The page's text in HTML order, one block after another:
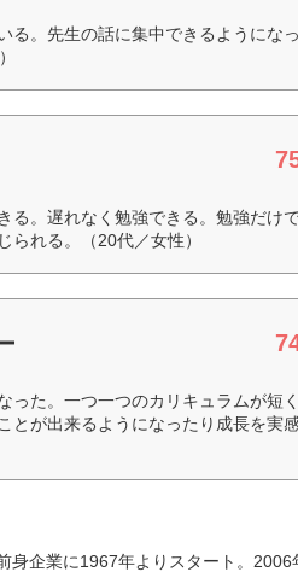
。先生の話に集中できるようになっ
る。遅れなく勉強できる。勉強だけ
られる。（20代／女性）
った。一つ一つのカリキュラムが短
とが出来るようになったり成長を実
身企業に1967年よりスタート。2006